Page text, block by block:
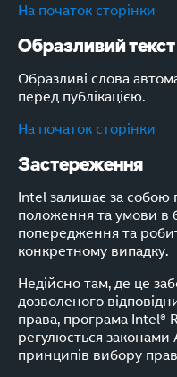
На початок сторінки
Образливий текст
Образливі слова
перед публікацією.
На початок сторінки
Застереження
Intel залишає за собою
положення та умови в
попередження та
конкретному випадку.
Недійсно там, де це
дозволеного
права, програма Intel®
регулюється законами
принципів вибору